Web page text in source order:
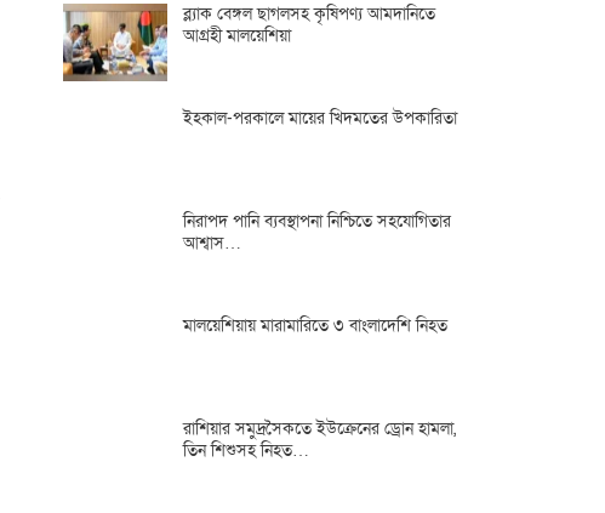
ব্ল্যাক বেঙ্গল ছাগলসহ কৃষিপণ্য আমদানিতে
আগ্রহী মালয়েশিয়া
ইহকাল-পরকালে মায়ের খিদমতের উপকারিতা
নিরাপদ পানি ব্যবস্থাপনা নিশ্চিতে সহযোগিতার
আশ্বাস…
মালয়েশিয়ায় মারামারিতে ৩ বাংলাদেশি নিহত
রাশিয়ার সমুদ্রসৈকতে ইউক্রেনের ড্রোন হামলা,
তিন শিশুসহ নিহত…